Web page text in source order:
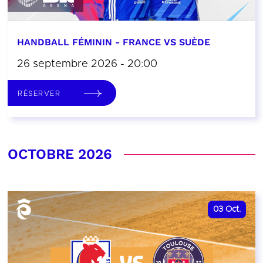
HANDBALL FÉMININ - FRANCE VS SUÈDE
26 septembre 2026 - 20:00
RÉSERVER
OCTOBRE 2026
03 Oct.